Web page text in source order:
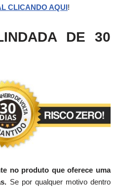
CLICANDO AQUI!
DE 30
no produto que oferece uma
Se por qualquer motivo dentro